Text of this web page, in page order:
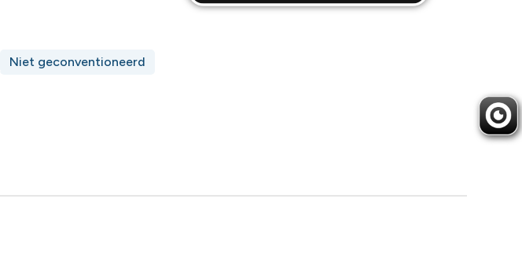
Niet geconventioneerd